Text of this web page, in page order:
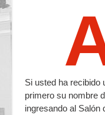
Si usted ha recibido
primero su nombre
ingresando al Salón